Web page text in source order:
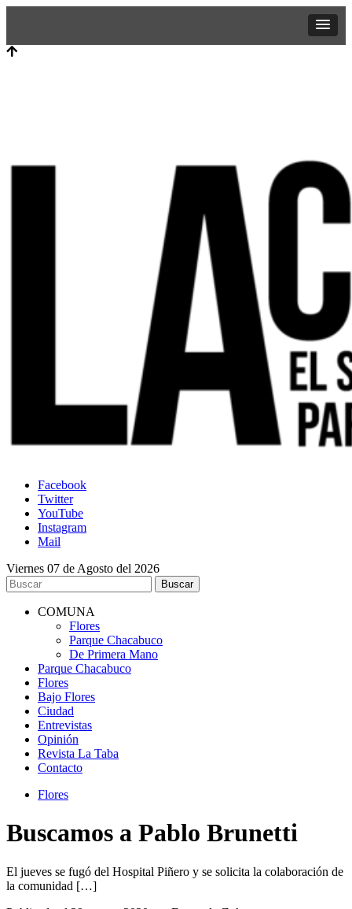
Facebook
Twitter
YouTube
Instagram
Mail
Viernes 07 de Agosto del 2026
COMUNA
Flores
Parque Chacabuco
De Primera Mano
Parque Chacabuco
Flores
Bajo Flores
Ciudad
Entrevistas
Opinión
Revista La Taba
Contacto
Flores
Buscamos a Pablo Brunetti
El jueves se fugó del Hospital Piñero y se solicita la colaboración de
la comunidad […]